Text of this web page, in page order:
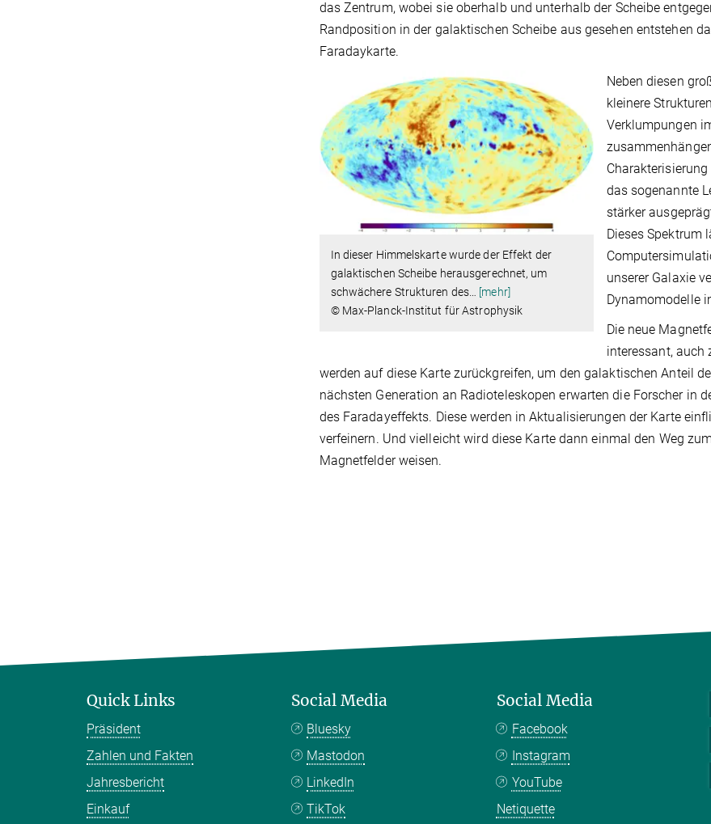
das Zentrum, wobei sie oberhalb und unterhalb der Scheibe
Randposition in der galaktischen Scheibe aus gesehen entstehen
Faradaykarte.
In dieser Himmelskarte wurde der Effekt der
galaktischen Scheibe herausgerechnet, um
schwächere Strukturen des
[mehr]
© Max-Planck-Institut für Astrophysik
Neben diesen
kleinere
Verklumpungen
das sogenannte
stärker
Dieses Spektrum
unserer Galaxie
Dynamomodelle
Die neue
interessant, auch
werden auf diese Karte zurückgreifen, um den galaktischen Anteil
nächsten Generation an Radioteleskopen erwarten die Forscher in
des Faradayeffekts. Diese werden in Aktualisierungen der Karte
verfeinern. Und vielleicht wird diese Karte dann einmal den Weg
Magnetfelder weisen.
Quick Links
Präsident
Zahlen und Fakten
Jahresbericht
Einkauf
Social Media
Bluesky
Mastodon
LinkedIn
TikTok
Social Media
Facebook
Instagram
YouTube
Netiquette